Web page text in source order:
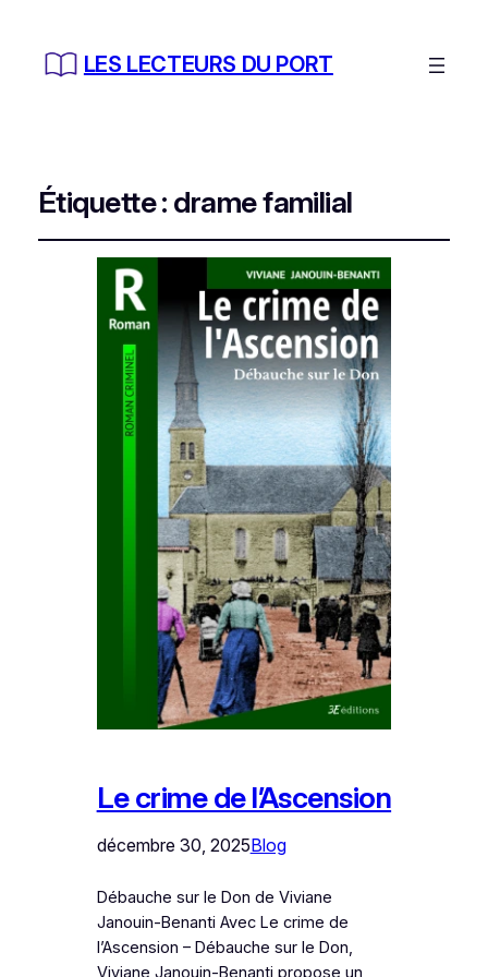
LES LECTEURS DU PORT
Étiquette : drame familial
Le crime de l’Ascension
décembre 30, 2025Blog
Débauche sur le Don de Viviane
Janouin-Benanti Avec Le crime de
l’Ascension – Débauche sur le Don,
Viviane Janouin-Benanti propose un